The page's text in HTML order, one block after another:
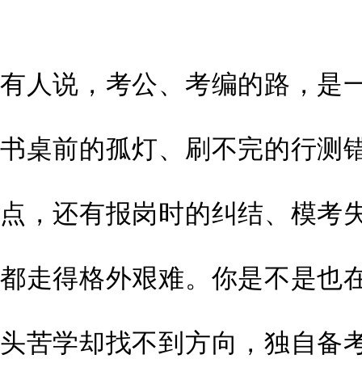
有人说，考公、考编的路，是
书桌前的孤灯、刷不完的行测
点，还有报岗时的纠结、模考
都走得格外艰难。你是不是也
头苦学却找不到方向，独自备